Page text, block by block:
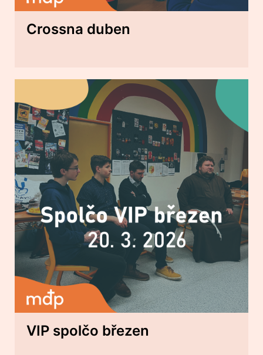
Crossna duben
VIP spolčo březen